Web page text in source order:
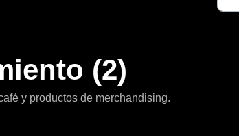
(2)
y productos de merchandising.